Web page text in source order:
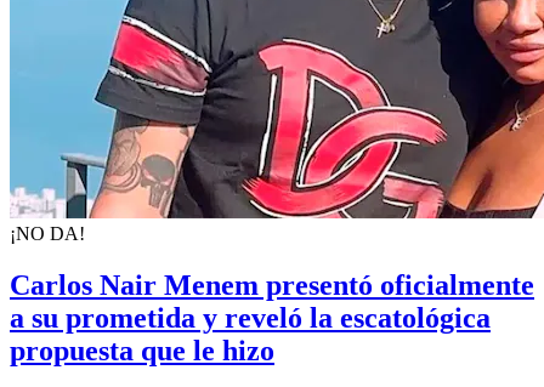
¡NO DA!
Carlos Nair Menem presentó oficialmente
a su prometida y reveló la escatológica
propuesta que le hizo